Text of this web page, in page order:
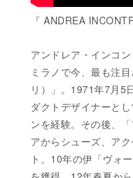
『 ANDREA
アンドレア・インコ
ミラノで今、最も注
リ）」。1971年7月5
ダクトデザイナーと
ンを経験。その後、
アからシューズ、ア
ト。10年の伊「ヴォ